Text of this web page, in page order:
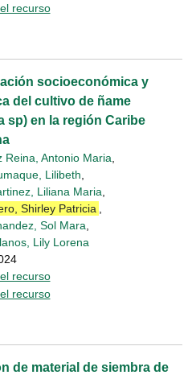
recurso
socioeconómica y
del cultivo de ñame
sp) en la región Caribe
Reina, Antonio Maria
Lilibeth
Liliana Maria
Shirley Patricia
Sol Mara
Lily Lorena
recurso
recurso
de material de siembra de